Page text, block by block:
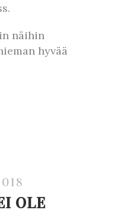
näihin
hyvää
OLE